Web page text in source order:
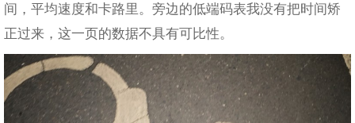
间，平均速度和卡路里。旁边的低端码表我没有把时间矫
正过来，这一页的数据不具有可比性。